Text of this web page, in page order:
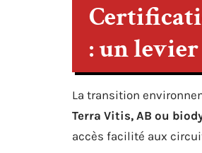
: un
La transition
Terra Vitis, AB ou
accès facilité aux